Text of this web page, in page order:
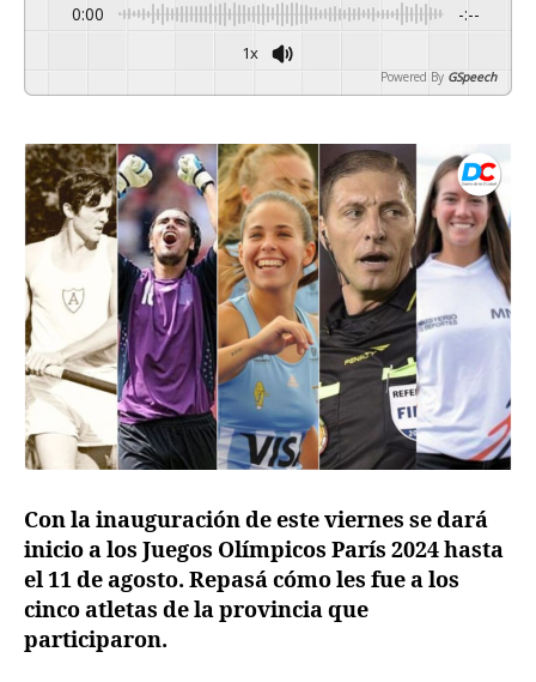
0:00 -:--
1x
Powered By GSpeech
Con la inauguración de este viernes se dará
inicio a los Juegos Olímpicos París 2024 hasta
el 11 de agosto. Repasá cómo les fue a los
cinco atletas de la provincia que
participaron.